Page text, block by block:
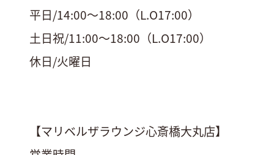
平日/14:00〜18:00（L.O17:00）
土日祝/11:00〜18:00（L.O17:00）
休日/火曜日
【マリベルザラウンジ心斎橋大丸店】